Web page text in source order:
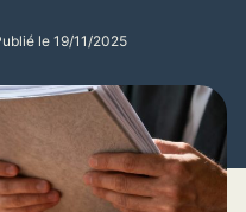
le 19/11/2025